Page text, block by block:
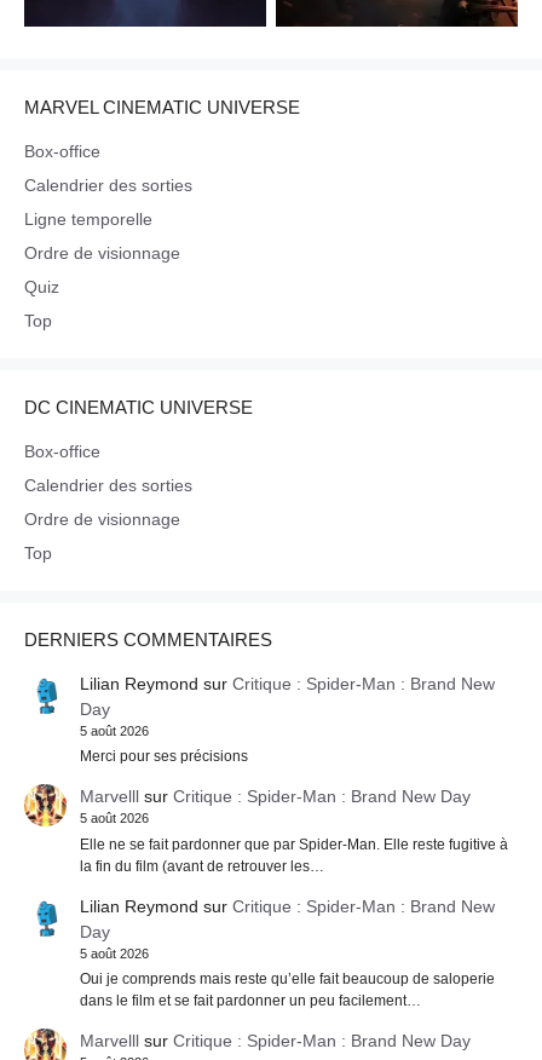
MARVEL CINEMATIC UNIVERSE
Box-office
Calendrier des sorties
Ligne temporelle
Ordre de visionnage
Quiz
Top
DC CINEMATIC UNIVERSE
Box-office
Calendrier des sorties
Ordre de visionnage
Top
DERNIERS COMMENTAIRES
Lilian Reymond sur Critique : Spider-Man : Brand New
Day
5 août 2026
Merci pour ses précisions
Marvelllsur Critique : Spider-Man : Brand New Day
5 août 2026
Elle ne se fait pardonner que par Spider-Man. Elle reste fugitive à
la fin du film (avant de retrouver les…
Lilian Reymond sur Critique : Spider-Man : Brand New
Day
5 août 2026
Oui je comprends mais reste qu’elle fait beaucoup de saloperie
dans le film et se fait pardonner un peu facilement…
Marvelllsur Critique : Spider-Man : Brand New Day